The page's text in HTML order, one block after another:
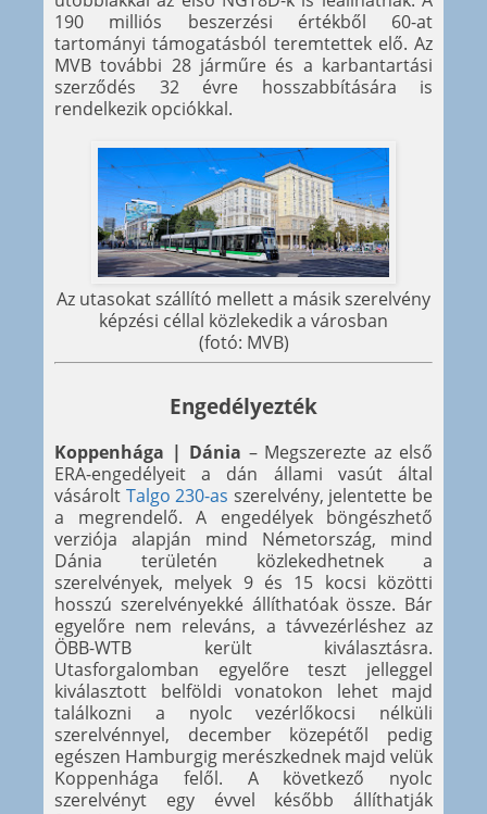
190 milliós beszerzési értékből 60-at
tartományi támogatásból teremtettek elő. Az
MVB további 28 járműre és a karbantartási
szerződés 32 évre hosszabbítására is
rendelkezik opciókkal.
Az utasokat szállító mellett a másik szerelvény
képzési céllal közlekedik a városban
(fotó: MVB)
Engedélyezték
Koppenhága | Dánia – Megszerezte az első
ERA-engedélyeit a dán állami vasút által
vásárolt Talgo 230-as szerelvény, jelentette be
a megrendelő. A engedélyek böngészhető
verziója alapján mind Németország, mind
Dánia területén közlekedhetnek a
szerelvények, melyek 9 és 15 kocsi közötti
hosszú szerelvényekké állíthatóak össze. Bár
egyelőre nem releváns, a távvezérléshez az
ÖBB-WTB került kiválasztásra.
Utasforgalomban egyelőre teszt jelleggel
kiválasztott belföldi vonatokon lehet majd
találkozni a nyolc vezérlőkocsi nélküli
szerelvénnyel, december közepétől pedig
egészen Hamburgig merészkednek majd velük
Koppenhága felől. A következő nyolc
szerelvényt egy évvel később állíthatják